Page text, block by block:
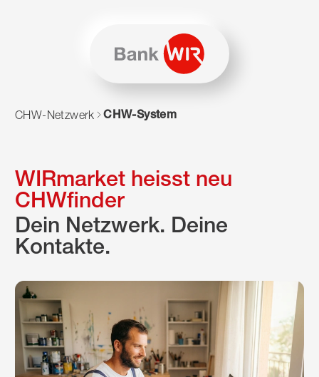
Zum Navigieren dieser Seite wird JavaScript benötigt.
CHW-Netzwerk CHW-System
WIRmarket heisst neu
CHWfinder
Dein Netzwerk. Deine
Kontakte.